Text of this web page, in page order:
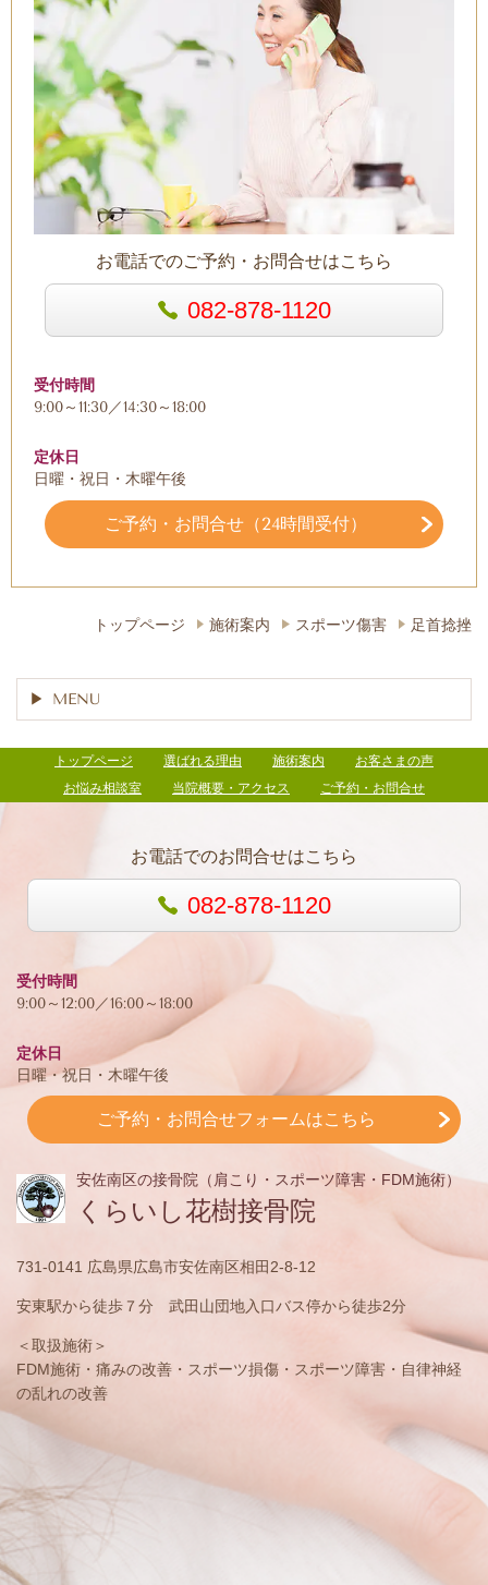
お電話でのご予約・お問合せはこちら
082-878-1120
受付時間
9:00～11:30／14:30～18:00
定休日
日曜・祝日・木曜午後
ご予約・お問合せ（24時間受付）
トップページ 施術案内 スポーツ傷害 足首捻挫
MENU
トップページ 選ばれる理由 施術案内
お客さまの声
お悩み相談室
当院概要・アクセス ご予約・お問合せ
お電話でのお問合せはこちら
082-878-1120
受付時間
9:00～12:00／16:00～18:00
定休日
日曜・祝日・木曜午後
ご予約・お問合せフォームはこちら
安佐南区の接骨院（肩こり・スポーツ障害・FDM施術）
くらいし花樹接骨院
731-0141 広島県広島市安佐南区相田2-8-12
安東駅から徒歩７分 武田山団地入口バス停から徒歩2分
＜取扱施術＞
FDM施術・痛みの改善・スポーツ損傷・スポーツ障害・自律神経
の乱れの改善